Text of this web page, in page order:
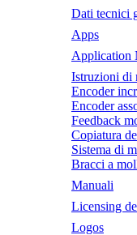
Dati tecnici
Apps
Application
Istruzioni di
Encoder
Encoder
Feedback
Copiatura
Sistema di
Bracci a
Manuali
Licensing
Logos